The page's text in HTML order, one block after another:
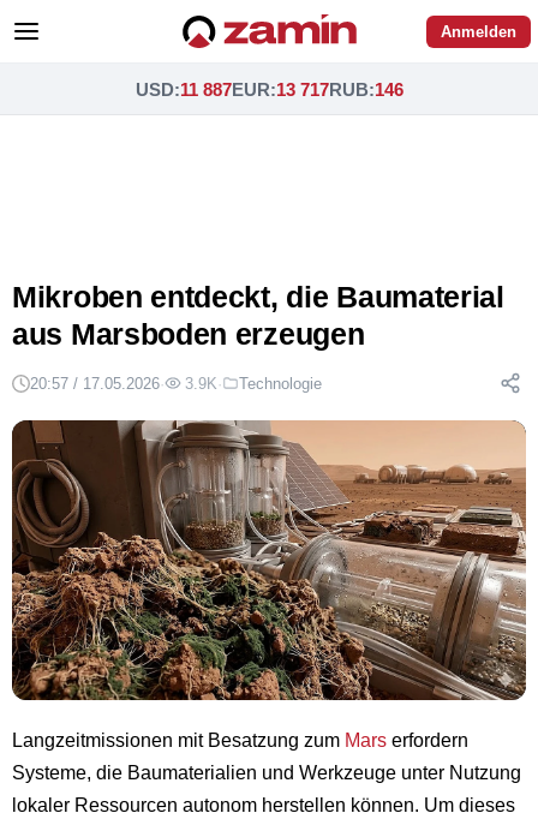
Anmelden
USD:11 887EUR:13 717RUB:146
Mikroben entdeckt, die Baumaterial
aus Marsboden erzeugen
20:57 / 17.05.2026· 3.9K· Technologie
Langzeitmissionen mit Besatzung zum Mars erfordern
Systeme, die Baumaterialien und Werkzeuge unter Nutzung
lokaler Ressourcen autonom herstellen können. Um dieses